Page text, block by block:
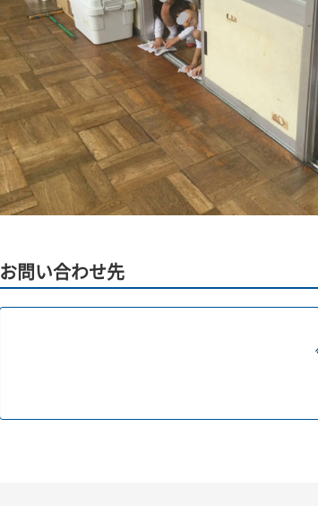
お問い合わせ先